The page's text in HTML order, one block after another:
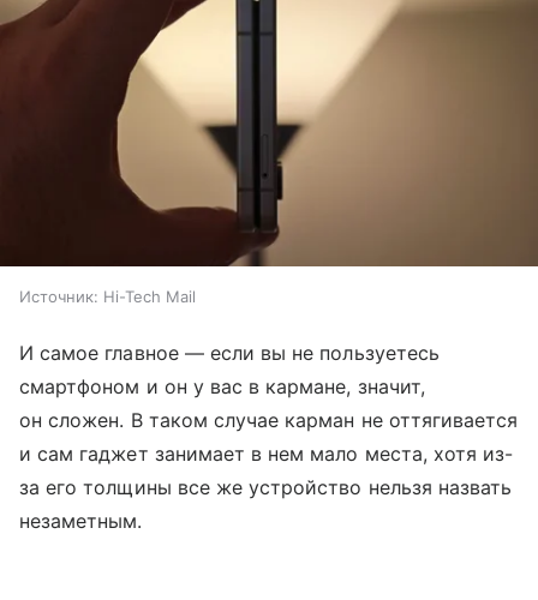
Источник: Hi-Tech Mail
И самое главное — если вы не пользуетесь
смартфоном и он у вас в кармане, значит,
он сложен. В таком случае карман не оттягивается
и сам гаджет занимает в нем мало места, хотя из-
за его толщины все же устройство нельзя назвать
незаметным.